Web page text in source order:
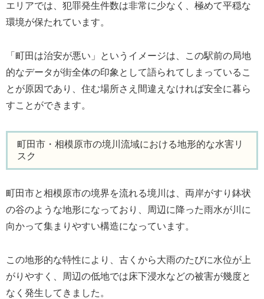
エリアでは、犯罪発生件数は非常に少なく、極めて平穏な
環境が保たれています。
「町田は治安が悪い」というイメージは、この駅前の局地
的なデータが街全体の印象として語られてしまっているこ
とが原因であり、住む場所さえ間違えなければ安全に暮ら
すことができます。
町田市・相模原市の境川流域における地形的な水害リ
スク
町田市と相模原市の境界を流れる境川は、両岸がすり鉢状
の谷のような地形になっており、周辺に降った雨水が川に
向かって集まりやすい構造になっています。
この地形的な特性により、古くから大雨のたびに水位が上
がりやすく、周辺の低地では床下浸水などの被害が幾度と
なく発生してきました。